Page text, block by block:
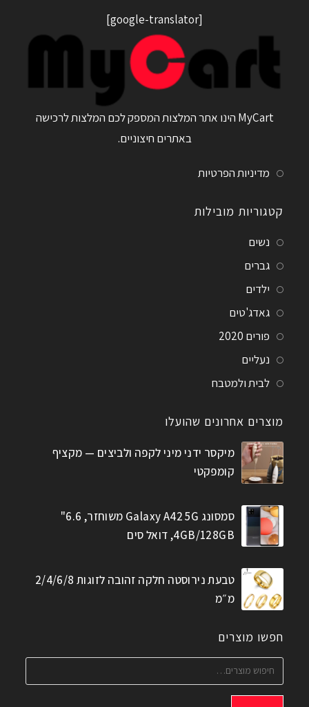
[google-translator]
MyCart הינו אתר המלצות המספק לכם המלצות לרכישה
באתרים חיצוניים.
מדיניות הפרטיות
קטגוריות מובילות
נשים
גברים
ילדים
גאדג'טים
פורים 2020
נעליים
לבית ולמטבח
מוצרים אחרונים שהועלו
מיקסר ידני מיני לקפה ולביצים — מקציף
קומפקטי
סמסונג Galaxy A42 5G משוחזר, 6.6"
4GB/128GB, דואל סים
טבעת נירוסטה חלקה זהובה לזוגות 2/4/6/8
מ״מ
חפשו מוצרים